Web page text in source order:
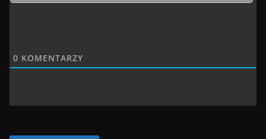
0 KOMENTARZY